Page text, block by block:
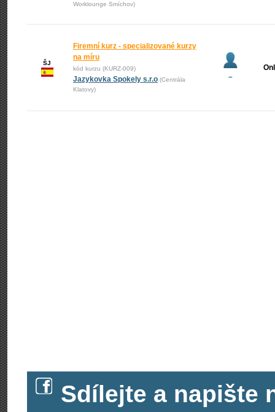
Worklounge Smíchov)
ŠJ
Firemní kurz - specializované kurzy
na míru
kód kurzu (KURZ-009)
Jazykovka Spokely s.r.o (Centrála
Klatovy)
–
Sdílejte a napište